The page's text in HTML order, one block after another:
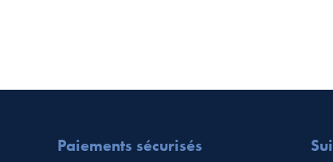
Paiements sécurisés